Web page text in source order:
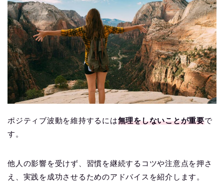
ポジティブ波動を維持するには無理をしないことが重要で
す。
他人の影響を受けず、習慣を継続するコツや注意点を押さ
え、実践を成功させるためのアドバイスを紹介します。